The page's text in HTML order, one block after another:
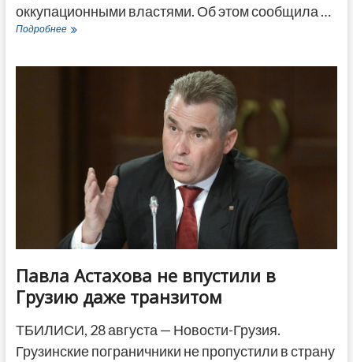
оккупационными властями. Об этом сообщила …
ПодробнееГруппу
вернутся
Украину
Павла Астахова не впустили в
Грузию даже транзитом
ТБИЛИСИ, 28 августа — Новости-Грузия.
Грузинские пограничники не пропустили в страну